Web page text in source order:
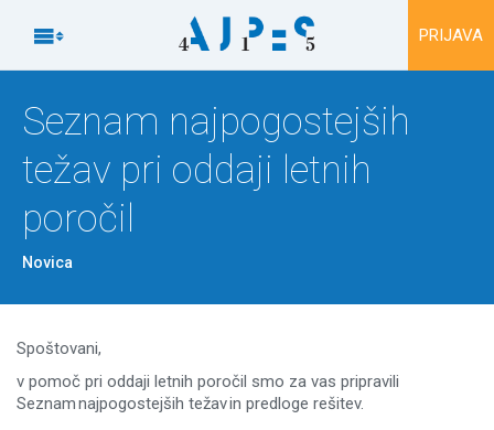
Na vsebino
 PRIJAVA
Seznam najpogostejših
težav pri oddaji letnih
poročil
Novica
Spoštovani,
v pomoč pri oddaji letnih poročil smo za vas pripravili
Seznam najpogostejših težav in predloge rešitev.